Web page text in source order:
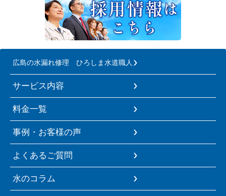
広島の水漏れ修理 ひろしま水道職人
サービス内容
料金一覧
事例・お客様の声
よくあるご質問
水のコラム